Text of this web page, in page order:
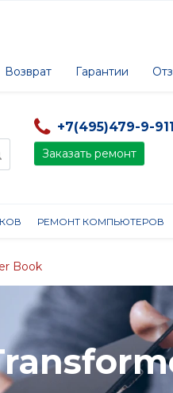
Возврат Гарантии
+7(495)479-9-911
Заказать ремонт
РЕМОНТ КОМПЬЮТЕРОВ
Book